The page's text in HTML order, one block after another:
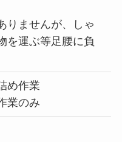
りませんが、しゃ
を運ぶ等足腰に負
め作業
業のみ